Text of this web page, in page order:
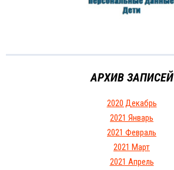
АРХИВ ЗАПИСЕЙ
2020 Декабрь
2021 Январь
2021 Февраль
2021 Март
2021 Апрель